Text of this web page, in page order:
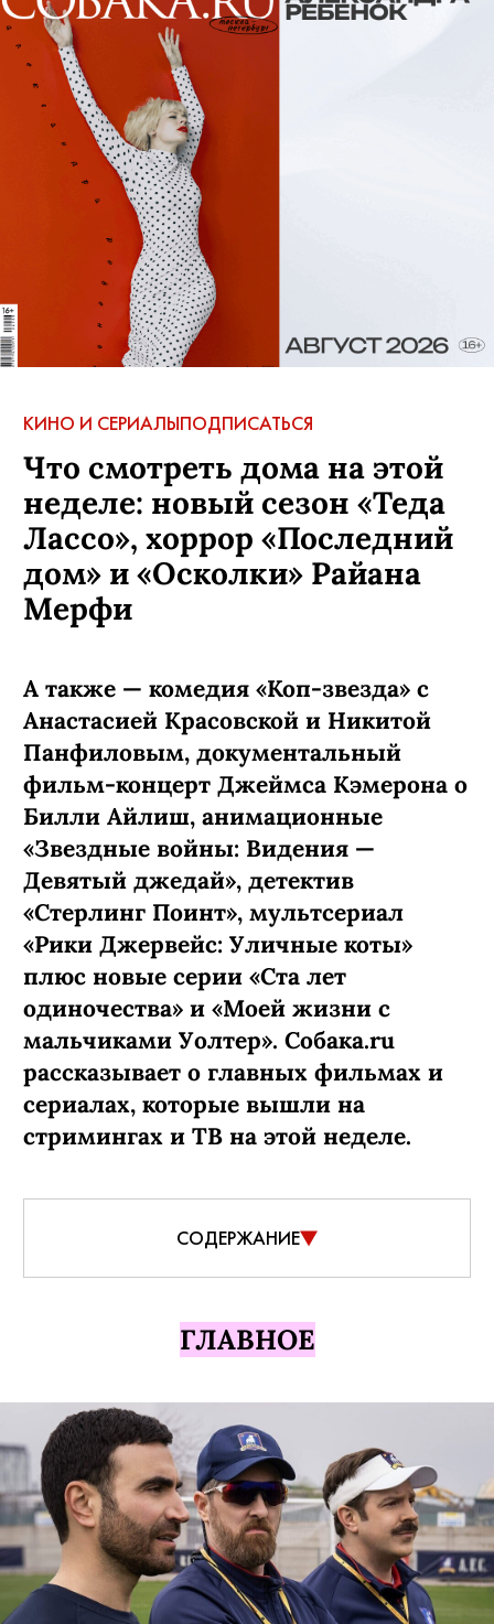
Дарья Сидельникова
КОММЕНТАРИИ
КИНО И СЕРИАЛЫПОДПИСАТЬСЯ
Что смотреть дома на этой
неделе: новый сезон «Теда
Лассо», хоррор «Последний
дом» и «Осколки» Райана
Мерфи
А также — комедия «Коп-звезда» с
Анастасией Красовской и Никитой
Панфиловым, документальный
фильм-концерт Джеймса Кэмерона о
Девятый джедай», детектив
«Стерлинг Поинт», мультсериал
плюс новые серии «Ста лет
мальчиками Уолтер». Собака.ru
рассказывает о главных фильмах и
сериалах, которые вышли на
стримингах и ТВ на этой неделе.
СОДЕРЖАНИЕ